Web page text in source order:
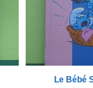
Le Bébé